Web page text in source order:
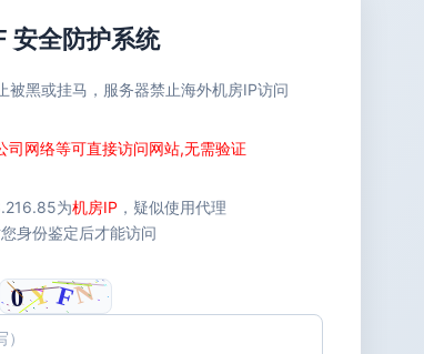
安全防护系统
被黑或挂马，服务器禁止海外机房IP访问
司网络等可直接访问网站,无需验证
为机房IP ，疑似使用代理
身份鉴定后才能访问